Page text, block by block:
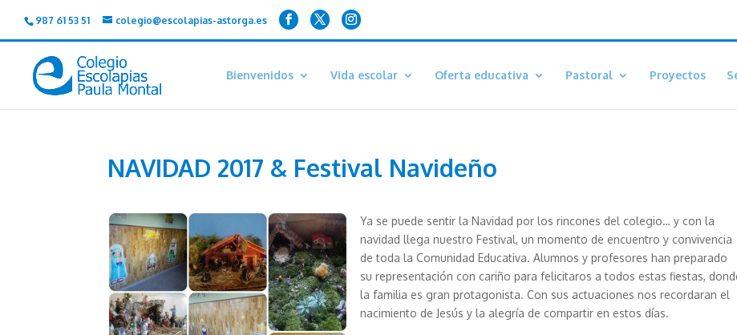
987 61 53 51 colegio@escolapias-astorga.es
Bienvenidos Vida escolar Oferta educativa Pastoral Proyectos
NAVIDAD 2017 & Festival Navideño
Ya se puede sentir la Navidad por los rincones del colegio… y con la
navidad llega nuestro Festival, un momento de encuentro y convivencia
de toda la Comunidad Educativa. Alumnos y profesores han preparado
su representación con cariño para felicitaros a todos estas fiestas,
la familia es gran protagonista. Con sus actuaciones nos recordaran el
nacimiento de Jesús y la alegría de compartir en estos días.